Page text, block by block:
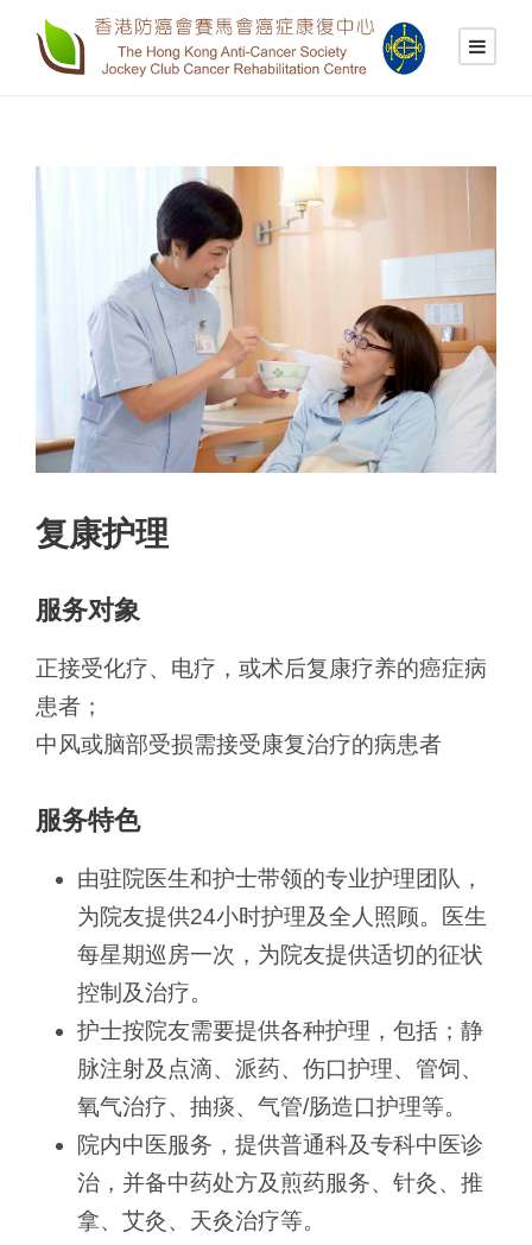
复康护理
服务对象
正接受化疗、电疗，或术后复康疗养的癌症病
患者；
中风或脑部受损需接受康复治疗的病患者
服务特色
由驻院医生和护士带领的专业护理团队，
为院友提供24小时护理及全人照顾。医生
每星期巡房一次，为院友提供适切的征状
控制及治疗。
护士按院友需要提供各种护理，包括；静
脉注射及点滴、派药、伤口护理、管饲、
氧气治疗、抽痰、气管/肠造口护理等。
院内中医服务，提供普通科及专科中医诊
治，并备中药处方及煎药服务、针灸、推
拿、艾灸、天灸治疗等。